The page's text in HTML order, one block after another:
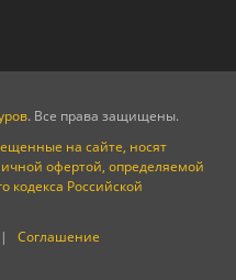
. Все права защищены.
на сайте, носят
офертой, определяемой
кодекса Российской
| Соглашение